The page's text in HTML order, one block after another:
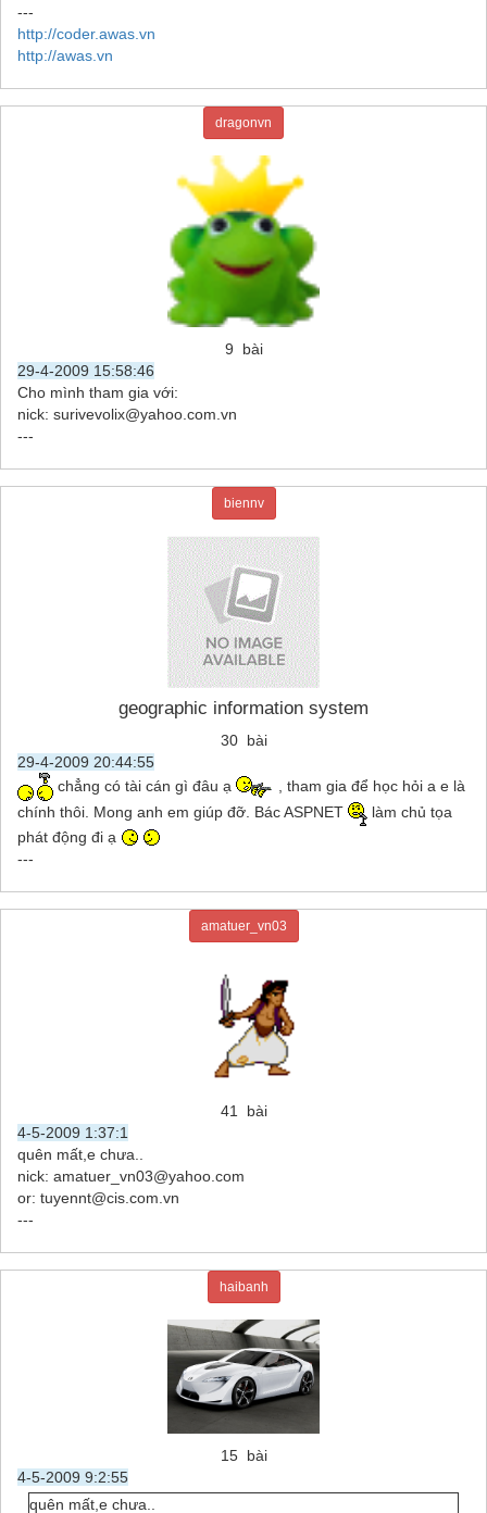
---
http://coder.awas.vn
http://awas.vn
dragonvn
9 bài
29-4-2009 15:58:46
Cho mình tham gia với:
nick: surivevolix@yahoo.com.vn
---
biennv
geographic information system
30 bài
29-4-2009 20:44:55
chẳng có tài cán gì đâu ạ
, tham gia để học hỏi a e là
chính thôi. Mong anh em giúp đỡ. Bác ASPNET
làm chủ tọa
phát động đi ạ
---
amatuer_vn03
41 bài
4-5-2009 1:37:1
quên mất,e chưa..
nick: amatuer_vn03@yahoo.com
or: tuyennt@cis.com.vn
---
haibanh
15 bài
4-5-2009 9:2:55
quên mất,e chưa..